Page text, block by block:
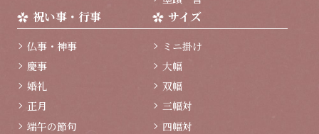
祝い事・行事
仏事・神事
慶事
婚礼
正月
端午の節句
サイズ
ミニ掛け
大幅
双幅
三幅対
四幅対